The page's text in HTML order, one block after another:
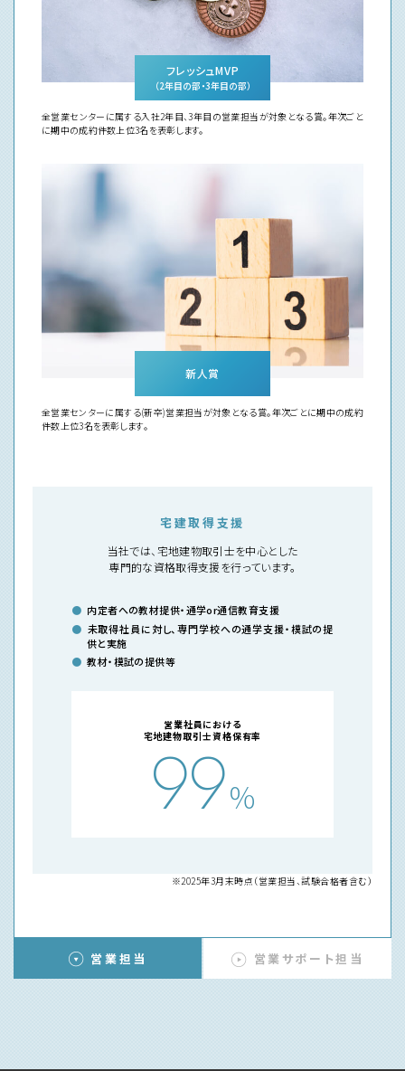
フレッシュMVP
（2年目の部・3年目の部）
全営業センターに属する入社2年目、3年目の営業担当が対象となる賞。年次ごと
に期中の成約件数上位3名を表彰します。
新人賞
全営業センターに属する(新卒)営業担当が対象となる賞。年次ごとに期中の成約
件数上位3名を表彰します。
宅建取得支援
当社では、 宅地建物取引士を中心とした
専門的な資格取得支援を行っています。
内定者への教材提供・通学or通信教育支援
未取得社員に対し、専門学校への通学支援・模試の提
供と実施
教材・模試の提供等
営業社員における
宅地建物取引士資格保有率
99%
※2025年3月末時点（営業担当、試験合格者含む）
営業担当 営業サポート担当